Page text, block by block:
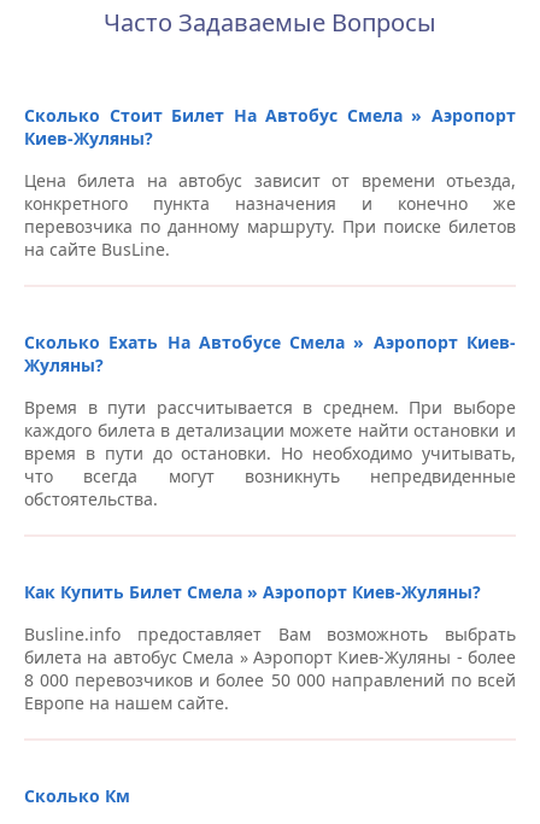
Водяного – Автовокзалы Смела
Часто Задаваемые Вопросы
Сколько Стоит Билет На Автобус Смела » Аэропорт
Киев-Жуляны?
Цена билета на автобус зависит от времени отьезда,
конкретного пункта назначения и конечно же
перевозчика по данному маршруту. При поиске билетов
на сайте BusLine.
Сколько Ехать На Автобусе Смела » Аэропорт Киев-
Жуляны?
Время в пути рассчитывается в среднем. При выборе
каждого билета в детализации можете найти остановки и
время в пути до остановки. Но необходимо учитывать,
что всегда могут возникнуть непредвиденные
обстоятельства.
Как Купить Билет Смела » Аэропорт Киев-Жуляны?
Busline.info предоставляет Вам возможноть выбрать
билета на автобус Смела » Аэропорт Киев-Жуляны - более
8 000 перевозчиков и более 50 000 направлений по всей
Европе на нашем сайте.
Сколько Км